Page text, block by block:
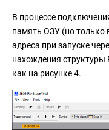
В процессе
память ОЗУ (но только
адреса при запуске
нахождения структуры
как на рисунке 4.